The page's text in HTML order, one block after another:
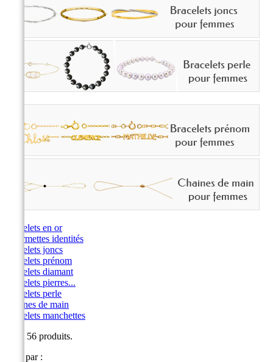
Bracelets en or
Gourmettes identités
Bracelets joncs
Bracelets prénom
Bracelets diamant
Bracelets pierres...
Bracelets perle
Chaines de main
Bracelets manchettes
Il y a 56 produits.
Trier par :